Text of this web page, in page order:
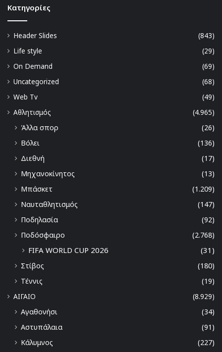
Kατηγορίες
Header Slides
(843)
Life style
(29)
On Demand
(69)
Uncategorized
(68)
Web Tv
(49)
Αθλητισμός
(4.965)
Άλλα σπορ
(26)
Βόλει
(136)
Διεθνή
(17)
Μηχανοκίνητος
(13)
Μπάσκετ
(1.209)
Ναυταθλητισμός
(147)
Ποδηλασία
(92)
Ποδόσφαιρο
(2.768)
FIFA WORLD CUP 2026 (31)
Στίβος
(180)
Τέννις
(19)
ΑΙΓΑΙΟ
(8.929)
Αγαθονήσι
(34)
Αστυπάλαια
(91)
Κάλυμνος
(227)